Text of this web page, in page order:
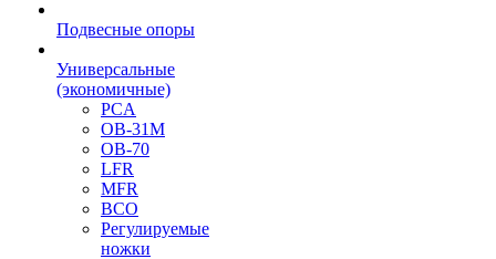
Подвесные опоры
Универсальные
(экономичные)
PCA
ОВ-31М
OB-70
LFR
MFR
ВСО
Регулируемые
ножки